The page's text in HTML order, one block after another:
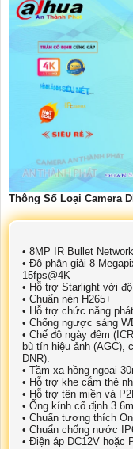
Thông Số Loại Camera
• 8MP IR Bullet
• Độ phân giải 8
15fps@4K
• Hỗ trợ Starlight với
• Chuẩn nén H265+
• Hỗ trợ chức năng
• Chống ngược sáng
• Chế độ ngày đêm
bù tín hiệu ảnh (AGC),
DNR).
• Tầm xa hồng ngoại
• Hỗ trợ khe cắm thẻ
• Hỗ trợ tên miền và
• Ống kính cố định
• Chuẩn tương thích
• Chuẩn chống nước
• Điện áp DC12V hoặc